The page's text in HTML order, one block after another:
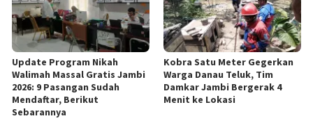
Update Program Nikah
Walimah Massal Gratis Jambi
2026: 9 Pasangan Sudah
Mendaftar, Berikut
Sebarannya
Kobra Satu Meter Gegerkan
Warga Danau Teluk, Tim
Damkar Jambi Bergerak 4
Menit ke Lokasi